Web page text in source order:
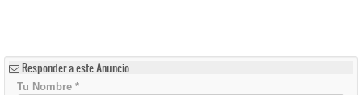
Responder a este Anuncio
Tu Nombre *